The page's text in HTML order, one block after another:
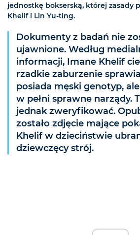
jednostkę bokserską, której zasady
Khelif i Lin Yu-ting.
Dokumenty z badań nie
ujawnione. Według
informacji, Imane Khelif
rzadkie zaburzenie
posiada męski genotyp,
w pełni sprawne narządy.
jednak zweryfikować.
zostało zdjęcie mające
Khelif w dzieciństwie
dziewczęcy strój.